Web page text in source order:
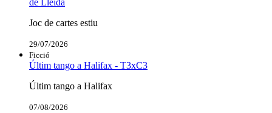
de Lleida
Joc de cartes estiu
29/07/2026
Ficció
Últim tango a Halifax - T3xC3
Últim tango a Halifax
07/08/2026